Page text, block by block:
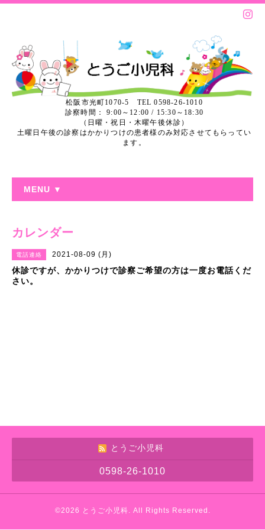
松阪市光町1070-5 TEL 0598-26-1010
診察時間： 9:00～12:00 / 15:30～18:30
（日曜・祝日・木曜午後休診）
土曜日午後の診察はかかりつけの患者様のみ対応させてもらってい
ます。
MENU ▼
カレンダー
電話連絡 2021-08-09 (月)
休診ですが、かかりつけで診察ご希望の方は一度お電話くだ
さい。
とうご小児科
0598-26-1010
©2026 とうご小児科 . All Rights Reserved.